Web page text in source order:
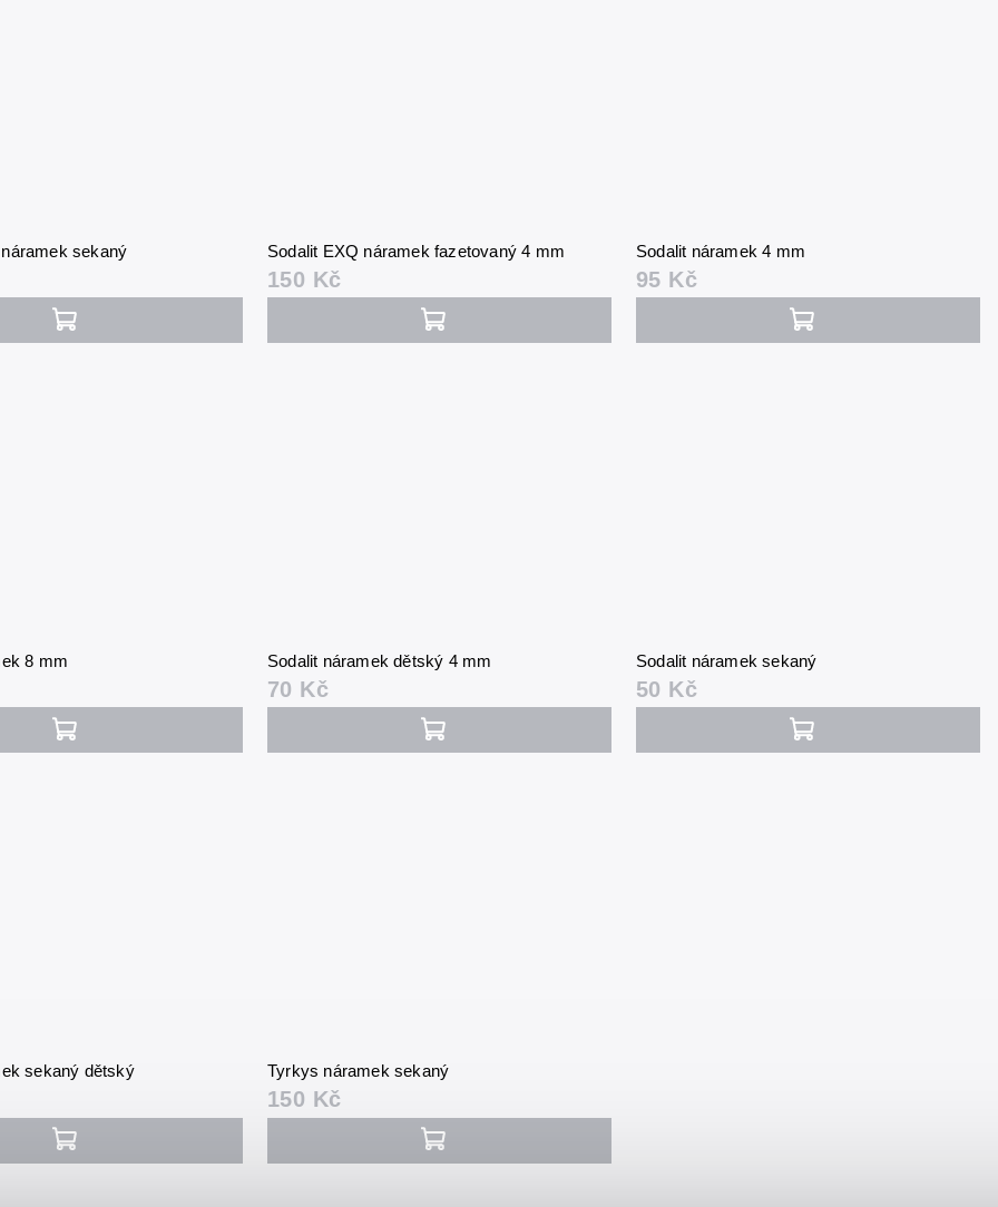
sekaný Sodalit EXQ náramek fazetovaný 4 mm
150 Kč
Sodalit náramek 4 mm
95 Kč
8 mm Sodalit náramek dětský 4 mm
70 Kč
Sodalit náramek sekaný
50 Kč
sekaný dětský Tyrkys náramek sekaný
150 Kč